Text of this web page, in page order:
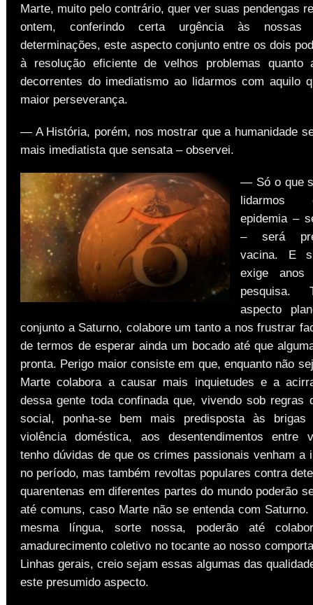
Marte, muito pelo contrário, quer ver suas pendengas
ontem, conferindo certa urgência às nossas
determinações, este aspecto conjunto entre os dois
à resolução eficiente de velhos problemas quanto
decorrentes do imediatismo ao lidarmos com aquilo
maior perseverança.
— A História, porém, nos mostrar que a humanidade
mais imediatista que sensata – observei.
— Só o que
lidarmos
epidemia –
– será
vacina. E
exige anos
pesquisa.
aspecto
conjunto a Saturno, colabore um tanto a nos frustrar
de termos de esperar ainda um bocado até que
pronta. Perigo maior consiste em que, enquanto não
Marte colabora a causar mais inquietudes e a
dessa gente toda confinada que, vivendo sob regras
social, ponha-se bem mais predisposta às brigas
violência doméstica, aos desentendimentos entre
tenho dúvidas de que os crimes passionais venham a
no período, mas também revoltas populares contra
quarentenas em diferentes partes do mundo poderão
até comuns, caso Marte não se entenda com
mesma língua, sorte nossa, poderão até
amadurecimento coletivo no tocante ao nosso
Linhas gerais, creio sejam essas algumas das
este presumido aspecto.